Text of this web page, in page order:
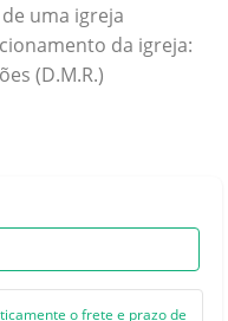
uma igreja
da igreja:
(D.M.R.)
o frete e prazo de